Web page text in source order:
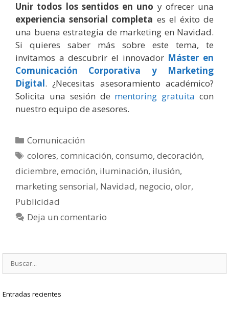
Unir todos los sentidos en uno y ofrecer una
experiencia sensorial completa es el éxito de
una buena estrategia de marketing en Navidad.
Si quieres saber más sobre este tema, te
invitamos a descubrir el innovador Máster en
Comunicación Corporativa y Marketing
Digital. ¿Necesitas asesoramiento académico?
Solicita una sesión de mentoring gratuita con
nuestro equipo de asesores.
Categorías
Comunicación
Etiquetas
colores,comnicación,consumo,decoración,
diciembre, emoción, iluminación, ilusión,
marketing sensorial, Navidad, negocio, olor,
Publicidad
Deja un comentario
Entradas recientes